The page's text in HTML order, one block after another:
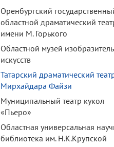
Оренбургский
областной драматический
имени М. Горького
Областной музей
искусств
Татарский драматический
Мирхайдара Файзи
Муниципальный театр кукол
«Пьеро»
Областная универсальная
библиотека им. Н.К.Крупской